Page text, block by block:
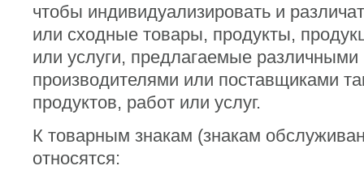
чтобы индивидуализировать и
или сходные товары, продукты,
или услуги, предлагаемые различными
производителями или поставщиками
продуктов, работ или услуг.
К товарным знакам (знакам
относятся: